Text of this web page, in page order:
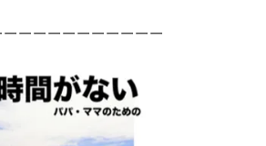
ーーーーーーーーーー